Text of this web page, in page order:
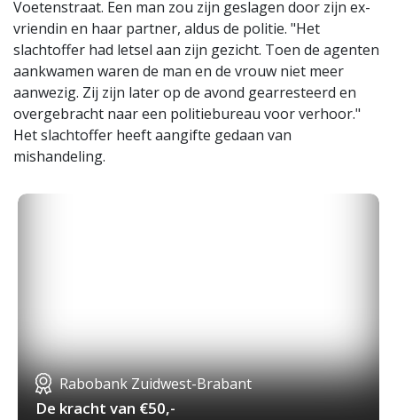
Voetenstraat. Een man zou zijn geslagen door zijn ex-
vriendin en haar partner, aldus de politie. "Het
slachtoffer had letsel aan zijn gezicht. Toen de agenten
aankwamen waren de man en de vrouw niet meer
aanwezig. Zij zijn later op de avond gearresteerd en
overgebracht naar een politiebureau voor verhoor."
Het slachtoffer heeft aangifte gedaan van
mishandeling.
Rabobank Zuidwest-Brabant
De kracht van €50,-